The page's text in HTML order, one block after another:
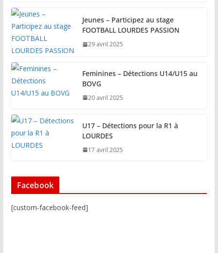
Jeunes – Participez au stage
FOOTBALL LOURDES PASSION
29 avril 2025
Feminines – Détections U14/U15 au
BOVG
20 avril 2025
U17 – Détections pour la R1 à
LOURDES
17 avril 2025
Facebook
[custom-facebook-feed]